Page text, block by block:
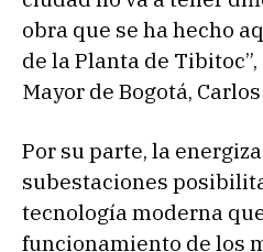
obra que se ha hecho
de la Planta de
Mayor de Bogotá,
Por su parte, la
subestaciones
tecnología moderna
funcionamiento de los